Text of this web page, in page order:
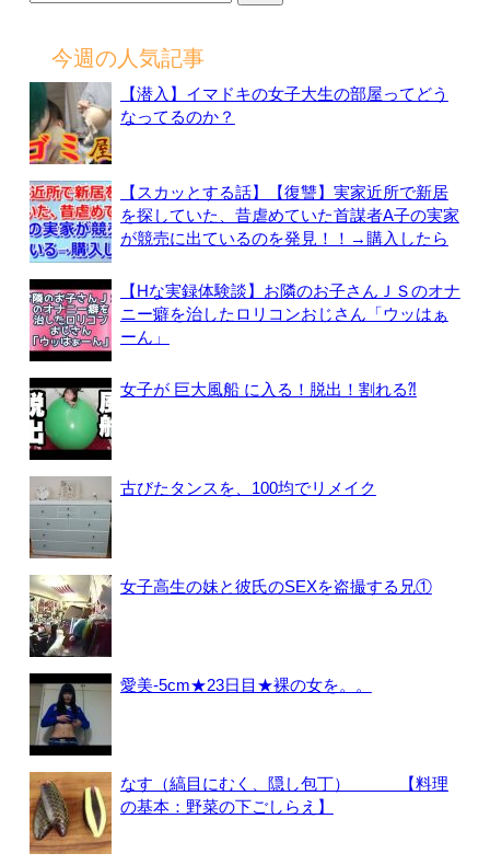
今週の人気記事
【潜入】イマドキの女子大生の部屋ってどう
なってるのか？
【スカッとする話】【復讐】実家近所で新居
を探していた、昔虐めていた首謀者A子の実家
が競売に出ているのを発見！！→購入したら
【Hな実録体験談】お隣のお子さんＪＳのオナ
ニー癖を治したロリコンおじさん「ウッはぁ
ーん」
女子が 巨大風船 に入る！脱出！割れる⁈
古びたタンスを、100均でリメイク
女子高生の妹と彼氏のSEXを盗撮する兄①
愛美-5cm★23日目★裸の女を。。
なす（縞目にむく、隠し包丁） 【料理
の基本：野菜の下ごしらえ】